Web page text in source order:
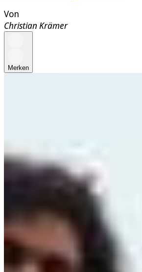
Von
Christian Krämer
Merken